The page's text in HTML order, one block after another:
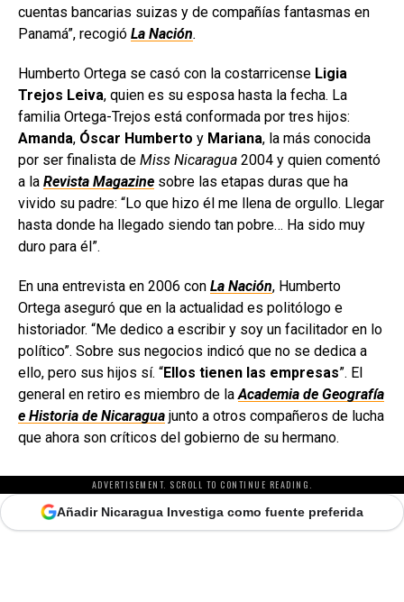
cuentas bancarias suizas y de compañías fantasmas en
Panamá”, recogió La Nación.
Humberto Ortega se casó con la costarricense Ligia
Trejos Leiva, quien es su esposa hasta la fecha. La
familia Ortega-Trejos está conformada por tres hijos:
Amanda, Óscar Humberto y Mariana, la más conocida
por ser finalista de Miss Nicaragua 2004 y quien comentó
a la Revista Magazine sobre las etapas duras que ha
vivido su padre: “Lo que hizo él me llena de orgullo. Llegar
hasta donde ha llegado siendo tan pobre… Ha sido muy
duro para él”.
En una entrevista en 2006 con La Nación, Humberto
Ortega aseguró que en la actualidad es politólogo e
historiador. “Me dedico a escribir y soy un facilitador en lo
político”. Sobre sus negocios indicó que no se dedica a
ello, pero sus hijos sí. “Ellos tienen las empresas”. El
general en retiro es miembro de la Academia de Geografía
e Historia de Nicaragua junto a otros compañeros de lucha
que ahora son críticos del gobierno de su hermano.
ADVERTISEMENT. SCROLL TO CONTINUE READING.
Añadir Nicaragua Investiga como fuente preferida